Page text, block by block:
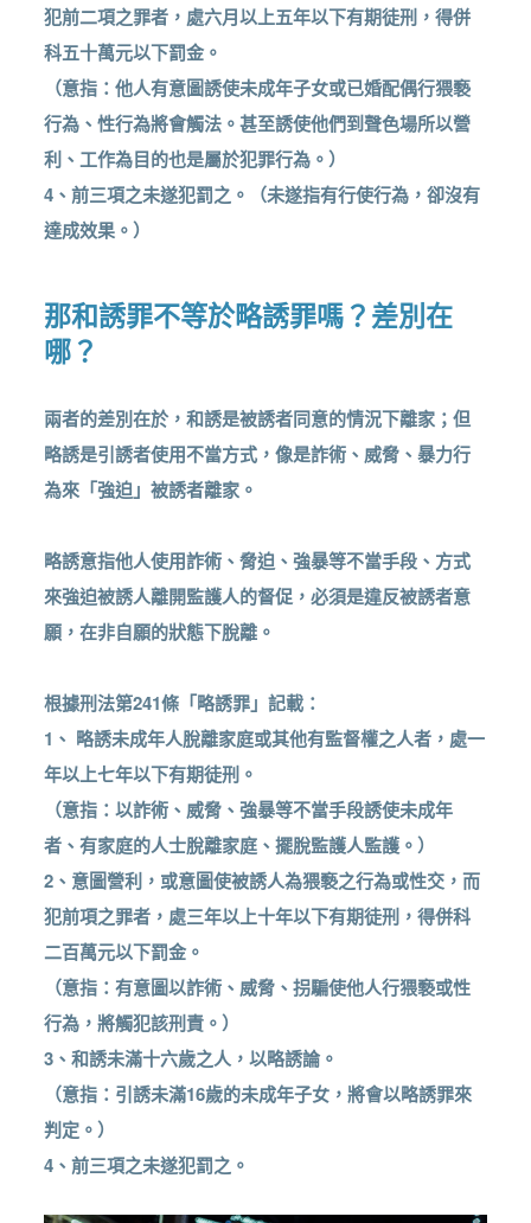
犯前二項之罪者，處六月以上五年以下有期徒刑，得併
科五十萬元以下罰金。
（意指：他人有意圖誘使未成年子女或已婚配偶行猥褻
行為、性行為將會觸法。甚至誘使他們到聲色場所以營
利、工作為目的也是屬於犯罪行為。）
4、前三項之未遂犯罰之。（未遂指有行使行為，卻沒有
達成效果。）
那和誘罪不等於略誘罪嗎？差別在
哪？
兩者的差別在於，和誘是被誘者同意的情況下離家；但
略誘是引誘者使用不當方式，像是詐術、威脅、暴力行
為來「強迫」被誘者離家。
略誘意指他人使用詐術、脅迫、強暴等不當手段、方式
來強迫被誘人離開監護人的督促，必須是違反被誘者意
願，在非自願的狀態下脫離。
根據刑法第241條「略誘罪」記載：
1、 略誘未成年人脫離家庭或其他有監督權之人者，處一
年以上七年以下有期徒刑。
（意指：以詐術、威脅、強暴等不當手段誘使未成年
者、有家庭的人士脫離家庭、擺脫監護人監護。）
2、意圖營利，或意圖使被誘人為猥褻之行為或性交，而
犯前項之罪者，處三年以上十年以下有期徒刑，得併科
二百萬元以下罰金。
（意指：有意圖以詐術、威脅、拐騙使他人行猥褻或性
行為，將觸犯該刑責。）
3、和誘未滿十六歲之人，以略誘論。
（意指：引誘未滿16歲的未成年子女，將會以略誘罪來
判定。）
4、前三項之未遂犯罰之。